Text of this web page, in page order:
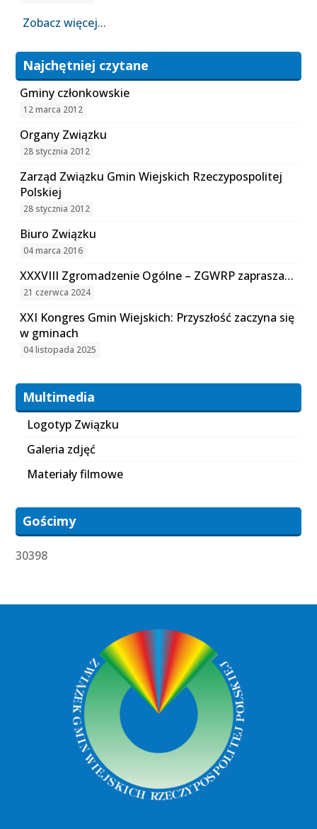
Zobacz więcej...
Najchętniej czytane
Gminy członkowskie
12 marca 2012
Organy Związku
28 stycznia 2012
Zarząd Związku Gmin Wiejskich Rzeczypospolitej
Polskiej
28 stycznia 2012
Biuro Związku
04 marca 2016
XXXVIII Zgromadzenie Ogólne – ZGWRP zaprasza…
21 czerwca 2024
XXI Kongres Gmin Wiejskich: Przyszłość zaczyna się
w gminach
04 listopada 2025
Multimedia
Logotyp Związku
Galeria zdjęć
Materiały filmowe
Gościmy
30398